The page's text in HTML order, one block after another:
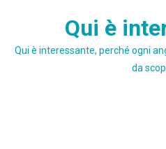
Qui è
Qui è interessante, perché ogni
da